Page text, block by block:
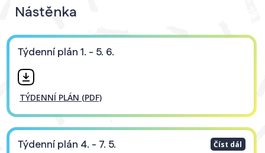
Nástěnka
Týdenní plán 1. - 5. 6.
TÝDENNÍ PLÁN (PDF)
Týdenní plán 4. - 7. 5. Číst dál